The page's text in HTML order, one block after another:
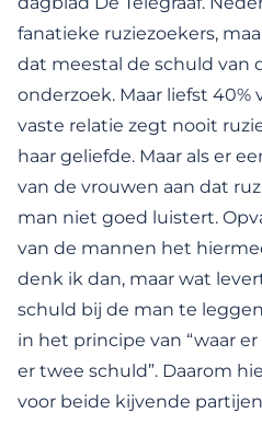
fanatieke ruziezoekers,
dat meestal de schuld van
onderzoek. Maar liefst
vaste relatie zegt nooit
haar geliefde. Maar als er
van de vrouwen aan dat
man niet goed luistert.
van de mannen het
denk ik dan, maar wat
schuld bij de man te
in het principe van “waar
er twee schuld”. Daarom
voor beide kijvende